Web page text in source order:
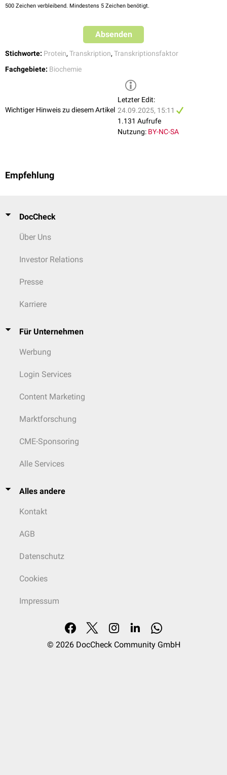
113(4):495-506. 2003
Requires a SWI/SNF Complex for Proliferation Arrest
500 Zeichen verbleibend. Mindestens 5 Zeichen benötigt.
Absenden
Stichworte: Protein, Transkription, Transkriptionsfaktor
Fachgebiete: Biochemie
Wichtiger Hinweis zu diesem Artikel
Letzter Edit:
24.09.2025, 15:11
1.131 Aufrufe
Nutzung: BY-NC-SA
Empfehlung
DocCheck
Über Uns
Investor Relations
Presse
Karriere
Für Unternehmen
Werbung
Login Services
Content Marketing
Marktforschung
CME-Sponsoring
Alle Services
Alles andere
Kontakt
AGB
Datenschutz
Cookies
Impressum
© 2026 DocCheck Community GmbH